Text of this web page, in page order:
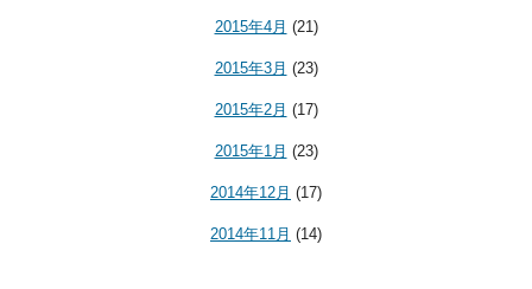
2015年4月 (21)
2015年3月 (23)
2015年2月 (17)
2015年1月 (23)
2014年12月 (17)
2014年11月 (14)